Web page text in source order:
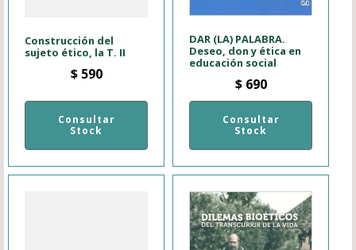
Construcción del
sujeto ético, la T. II
$590
Consultar
Stock
DAR (LA) PALABRA.
Deseo, don y ética en
educación social
$690
Consultar
Stock